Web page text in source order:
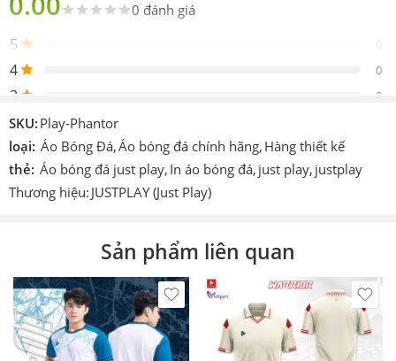
Sản
Gồm 1 áo 1 quần
Thiết
kế
Được thêu vào sản phẩm
Chi tiết
khác
In hoặc ép decan nhiệt cao tần.
Công
Cmcn 4.0 dệt vi tính, ép nhiệt cao tần, nhuộm
S – M – L – XL – XXL – XXXL
Màu
Nhiều màu
Thích
hợp
Làm áo thi đấu, áo đá banh, đá bóng, áo team, áo
đội,…
0 đánh giá
5 0
4 0
3 0
2
1
Hiện vẫn chưa có đánh giá.
SKU: Play-Phantor
loại: Áo Bóng Đá,Áo bóng đá chính hãng, Hàng thiết kế
thẻ: Áo bóng đá just play, In áo bóng đá, just play, justplay
Thương hiệu: JUSTPLAY (Just Play)
Sản phẩm liên quan